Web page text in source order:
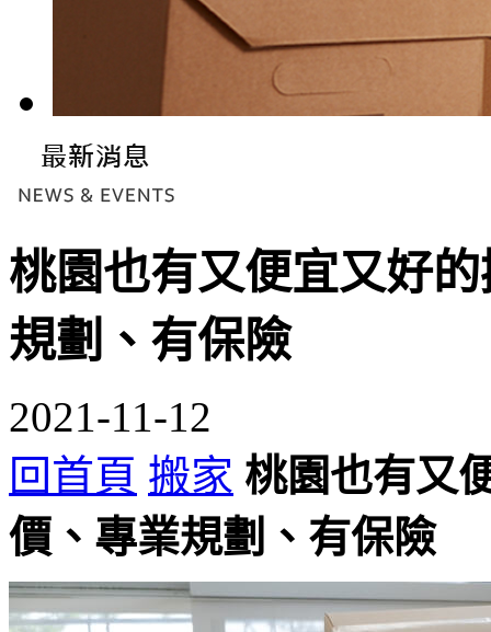
桃園也有又便宜又好
規劃、有保險
2021-11-12
回首頁 搬家 桃園也有又
價、專業規劃、有保險